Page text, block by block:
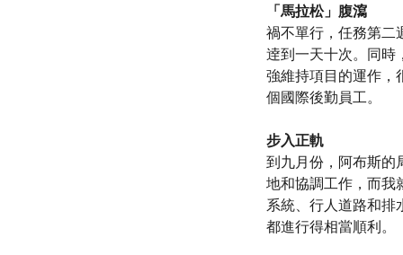
「馬拉松」腹瀉
禍不單行，任務第二
逹到一天十次。同時
強維持項目的運作，
個國際後勤員工。
步入正軌
到九月份，阿布斯的
地和協調工作，而我
系統、行人道路和排
都進行得相當順利。